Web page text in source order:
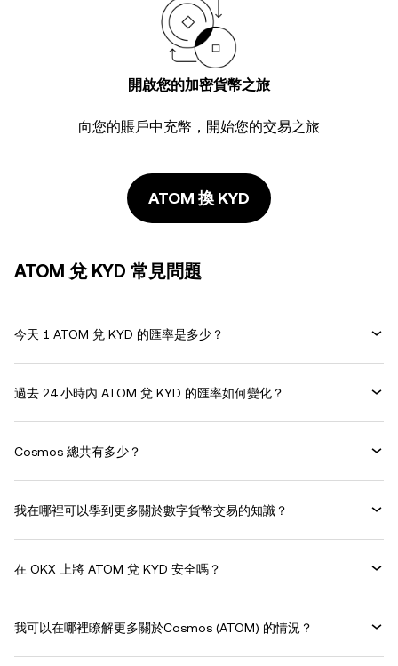
開啟您的加密貨幣之旅
向您的賬戶中充幣，開始您的交易之旅
ATOM 換 KYD
ATOM 兌 KYD 常見問題
今天 1 ATOM 兌 KYD 的匯率是多少？
過去 24 小時內 ATOM 兌 KYD 的匯率如何變化？
Cosmos 總共有多少？
我在哪裡可以學到更多關於數字貨幣交易的知識？
在 OKX 上將 ATOM 兌 KYD 安全嗎？
我可以在哪裡瞭解更多關於Cosmos (ATOM) 的情況？